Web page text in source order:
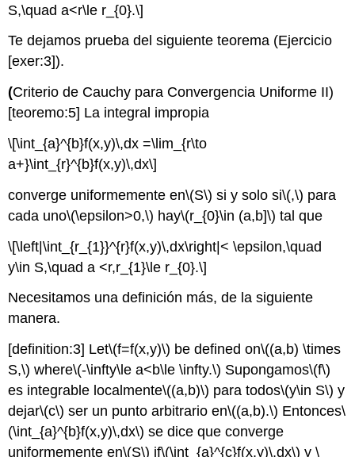
S,\quad a<r\le r_{0}.\]
Te dejamos prueba del siguiente teorema (Ejercicio
[exer:3]).
(Criterio de Cauchy para Convergencia Uniforme II)
[teoremo:5] La integral impropia
\[\int_{a}^{b}f(x,y)\,dx =\lim_{r\to
a+}\int_{r}^{b}f(x,y)\,dx\]
converge uniformemente en\(S\) si y solo si\(,\) para
cada uno\(\epsilon>0,\) hay\(r_{0}\in (a,b]\) tal que
\[\left|\int_{r_{1}}^{r}f(x,y)\,dx\right|< \epsilon,\quad
y\in S,\quad a <r,r_{1}\le r_{0}.\]
Necesitamos una definición más, de la siguiente
manera.
[definition:3] Let\(f=f(x,y)\) be defined on\((a,b) \times
S,\) where\(-\infty\le a<b\le \infty.\) Supongamos\(f\)
es integrable localmente\((a,b)\) para todos\(y\in S\) y
dejar\(c\) ser un punto arbitrario en\((a,b).\) Entonces\
(\int_{a}^{b}f(x,y)\,dx\) se dice que converge
uniformemente en\(S\) if\(\int_{a}^{c}f(x,y)\,dx\) y\